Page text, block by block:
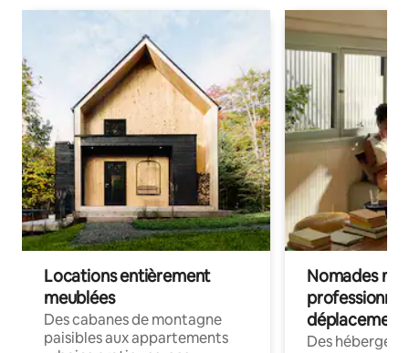
Locations entièrement
meublées
Des cabanes de montagne
paisibles aux appartements
Nomades
déplacement
Des